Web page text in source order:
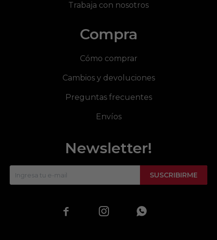
Trabaja con nosotros
Compra
Cómo comprar
Cambios y devoluciones
Preguntas frecuentes
Envíos
Newsletter!
SUSCRIBIRME
  